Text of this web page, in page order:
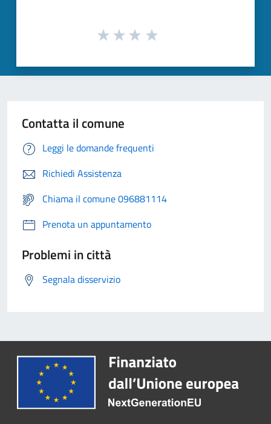
Contatta il comune
Leggi le domande frequenti
Richiedi Assistenza
Chiama il comune 096881114
Prenota un appuntamento
Problemi in città
Segnala disservizio